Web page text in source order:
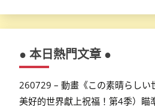
● 本日熱門文章 ●
260729 – 動畫《この素晴らしい
美好的世界獻上祝福！第4季）瞄